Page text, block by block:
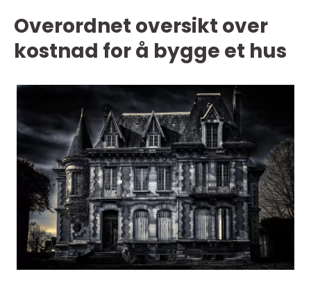
Overordnet oversikt over
kostnad for å bygge et hus